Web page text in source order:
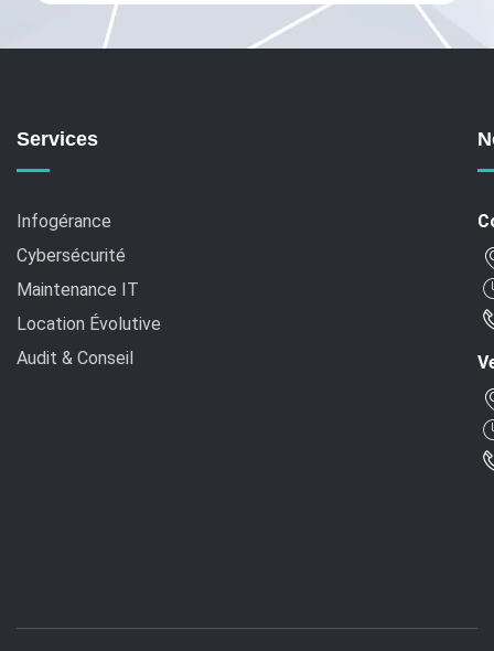
Services
Infogérance
Cybersécurité
Maintenance IT
Location Évolutive
Audit & Conseil